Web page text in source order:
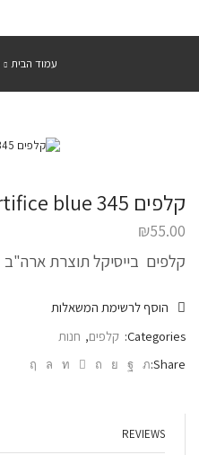
עמוד הבית
קלפים artifice blue 345
₪55.00
קלפים בייסיקל תוצרת ארה"ב
הוסף לרשימת המשאלות
Categories: קלפים, חנות
Share:
REVIEWS